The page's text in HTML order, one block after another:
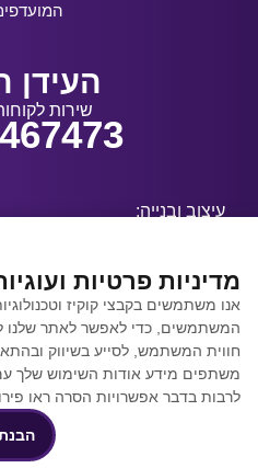
העידן
שירות
עיצוב ובנייה:
קידום
Digital
מדיניות פרטיות
אנו משתמשים בקבצי קוקיז
המשתמשים, כדי לאפשר לאתר שלנו
חווית המשתמש, לסייע בשיווק
משתפים מידע אודות השימוש שלך
לרבות בדבר אפשרויות הסרה ראו